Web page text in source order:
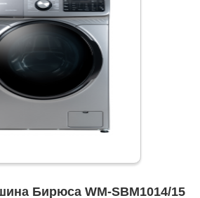
Бирюса WM-SBM1014/15